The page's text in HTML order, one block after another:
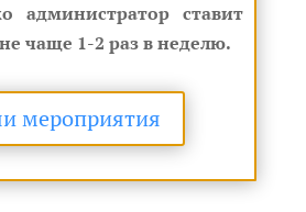
администратор ставит
чаще 1-2 раз в неделю.
мероприятия